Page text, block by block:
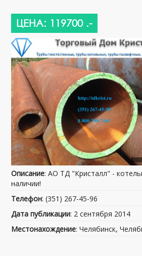
ЦЕНА: 119700 .-
Описание: АО ТД "Кристалл" -
наличии!
Телефон: (351) 267-45-96
Дата публикации: 2 сентября 2014
Местонахождение: Челябинск,